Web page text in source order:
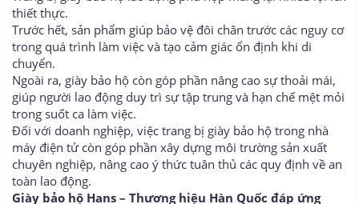
thiết thực.
Trước hết, sản phẩm giúp bảo vệ đôi chân trước các nguy cơ
trong quá trình làm việc và tạo cảm giác ổn định khi di
chuyển.
Ngoài ra, giày bảo hộ còn góp phần nâng cao sự thoải mái,
giúp người lao động duy trì sự tập trung và hạn chế mệt mỏi
trong suốt ca làm việc.
Đối với doanh nghiệp, việc trang bị giày bảo hộ trong nhà
máy điện tử còn góp phần xây dựng môi trường sản xuất
chuyên nghiệp, nâng cao ý thức tuân thủ các quy định về an
toàn lao động.
Giày bảo hộ Hans – Thương hiệu Hàn Quốc đáp ứng